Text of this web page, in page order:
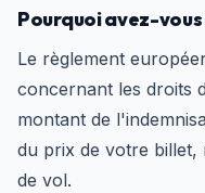
Pourquoi avez-
Le règlement
concernant les droits
montant de
du prix de votre billet,
de vol.